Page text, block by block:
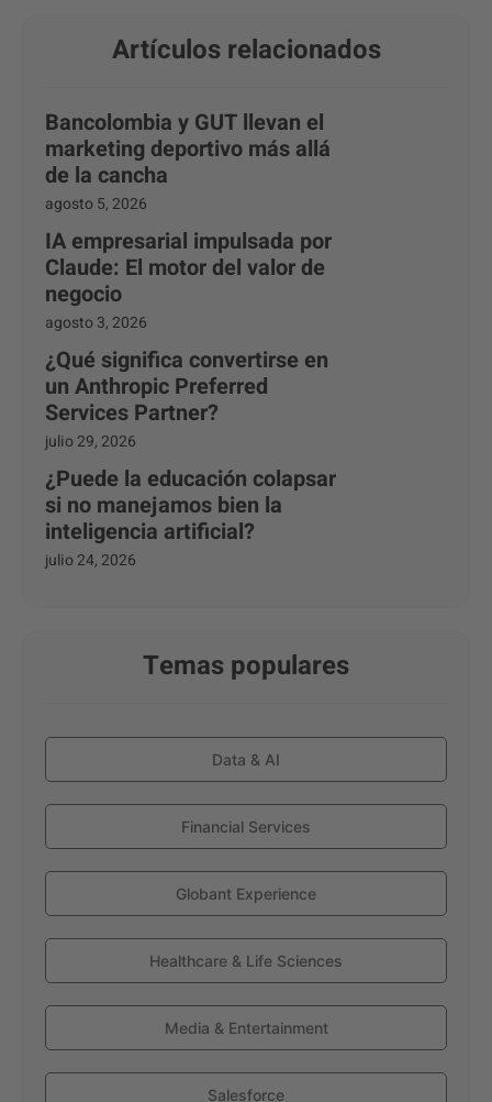
Artículos relacionados
Bancolombia y GUT llevan el
marketing deportivo más allá
de la cancha
agosto 5, 2026
IA empresarial impulsada por
Claude: El motor del valor de
negocio
agosto 3, 2026
¿Qué significa convertirse en
un Anthropic Preferred
Services Partner?
julio 29, 2026
¿Puede la educación colapsar
si no manejamos bien la
inteligencia artificial?
julio 24, 2026
Temas populares
Data & AI
Financial Services
Globant Experience
Healthcare & Life Sciences
Media & Entertainment
Salesforce